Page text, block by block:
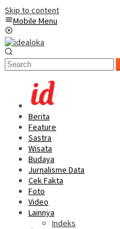
Skip to content
Mobile Menu
Berita
Feature
Sastra
Wisata
Budaya
Jurnalisme Data
Cek Fakta
Foto
Video
Lainnya
Indeks